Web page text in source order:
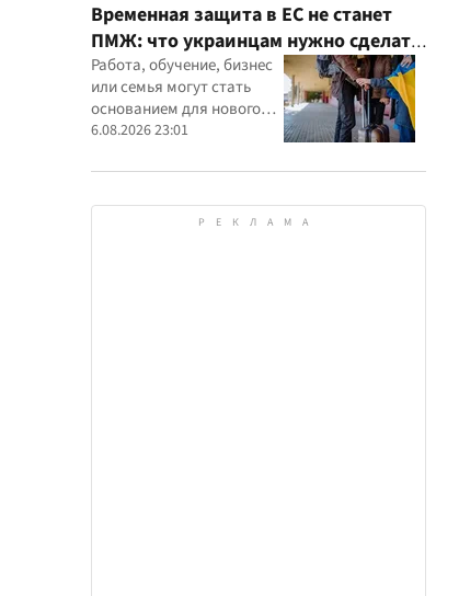
Временная защита в ЕС не станет
ПМЖ: что украинцам нужно сделать
до 2028 года
Работа, обучение, бизнес
или семья могут стать
основанием для нового
статуса в ЕС
6.08.2026 23:01